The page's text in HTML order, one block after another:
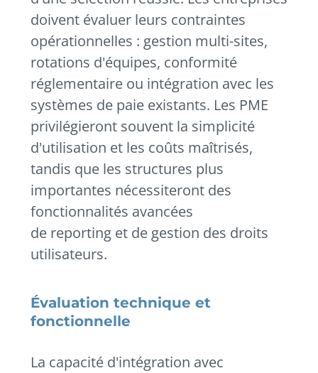
doivent évaluer leurs contraintes
opérationnelles : gestion multi-sites,
rotations d'équipes, conformité
réglementaire ou intégration avec les
systèmes de paie existants. Les PME
privilégieront souvent la simplicité
d'utilisation et les coûts maîtrisés,
tandis que les structures plus
importantes nécessiteront des
fonctionnalités avancées
de reporting et de gestion des droits
utilisateurs.
Évaluation technique et
fonctionnelle
La capacité d'intégration avec